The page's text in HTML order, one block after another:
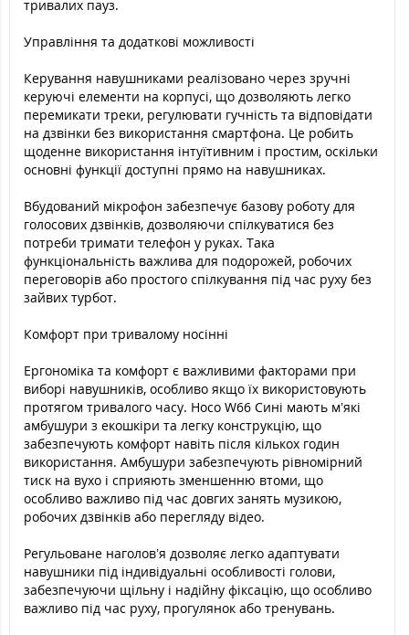
тривалих пауз.
Управління та додаткові можливості
Керування навушниками реалізовано через зручні
керуючі елементи на корпусі, що дозволяють легко
перемикати треки, регулювати гучність та відповідати
на дзвінки без використання смартфона. Це робить
щоденне використання інтуїтивним і простим, оскільки
основні функції доступні прямо на навушниках.
Вбудований мікрофон забезпечує базову роботу для
голосових дзвінків, дозволяючи спілкуватися без
потреби тримати телефон у руках. Така
функціональність важлива для подорожей, робочих
переговорів або простого спілкування під час руху без
зайвих турбот.
Комфорт при тривалому носінні
Ергономіка та комфорт є важливими факторами при
виборі навушників, особливо якщо їх використовують
протягом тривалого часу. Hoco W66 Сині мають м’які
амбушури з екошкіри та легку конструкцію, що
забезпечують комфорт навіть після кількох годин
використання. Амбушури забезпечують рівномірний
тиск на вухо і сприяють зменшенню втоми, що
особливо важливо під час довгих занять музикою,
робочих дзвінків або перегляду відео.
Регульоване наголов’я дозволяє легко адаптувати
навушники під індивідуальні особливості голови,
забезпечуючи щільну і надійну фіксацію, що особливо
важливо під час руху, прогулянок або тренувань.